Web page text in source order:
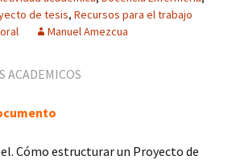
de tesis, Recursos para el trabajo
Manuel Amezcua
ACADEMICOS
Cómo estructurar un Proyecto de